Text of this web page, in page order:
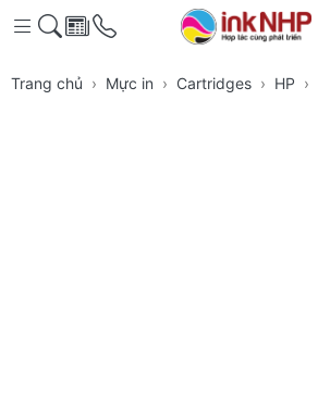
Trang chủ Mực in Cartridges HP